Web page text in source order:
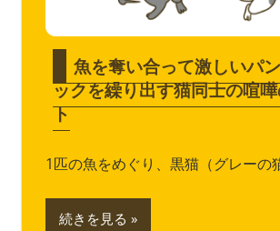
魚を奪い合って激しいパ
ックを繰り出す猫同士の喧
ト
1匹の魚をめぐり、黒猫（グレーの
続きを見る